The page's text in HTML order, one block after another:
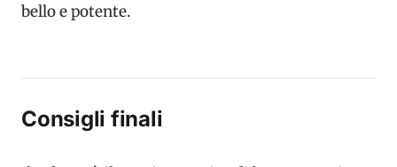
bello e potente.
Consigli finali